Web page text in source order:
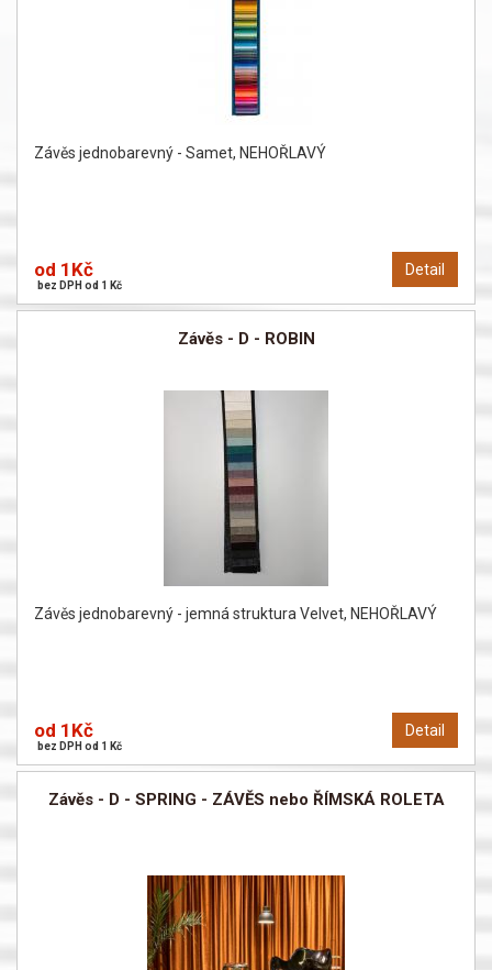
Závěs jednobarevný - Samet, NEHOŘLAVÝ
Detail
od 1Kč
bez DPH od 1 Kč
Závěs - D - ROBIN
Závěs jednobarevný - jemná struktura Velvet, NEHOŘLAVÝ
Detail
od 1Kč
bez DPH od 1 Kč
Závěs - D - SPRING - ZÁVĚS nebo ŘÍMSKÁ ROLETA